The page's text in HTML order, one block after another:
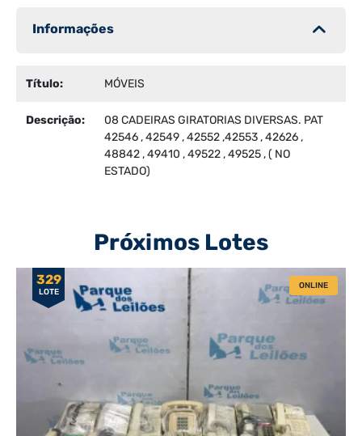
Informações
Título: MÓVEIS
Descrição:
08 CADEIRAS GIRATORIAS DIVERSAS. PAT
42546 , 42549 , 42552 ,42553 , 42626 ,
48842 , 49410 , 49522 , 49525 , ( NO
ESTADO)
Próximos Lotes
329
LOTE
ONLINE